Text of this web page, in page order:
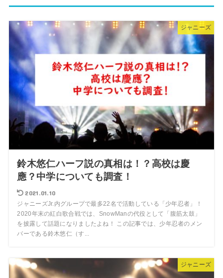
ジャニーズ
鈴木悠仁ハーフ説の真相は！？高校は慶
應？中学についても調査！
2021.01.10
ジャニーズJr.内グループで最多22名で活動している「少年忍者」！
2020年末の紅白歌合戦では、SnowManの代役として「腹筋太鼓」
を披露して話題になりましたよね！ この記事では、少年忍者のメン
バーである鈴木悠仁（す...
ジャニーズ